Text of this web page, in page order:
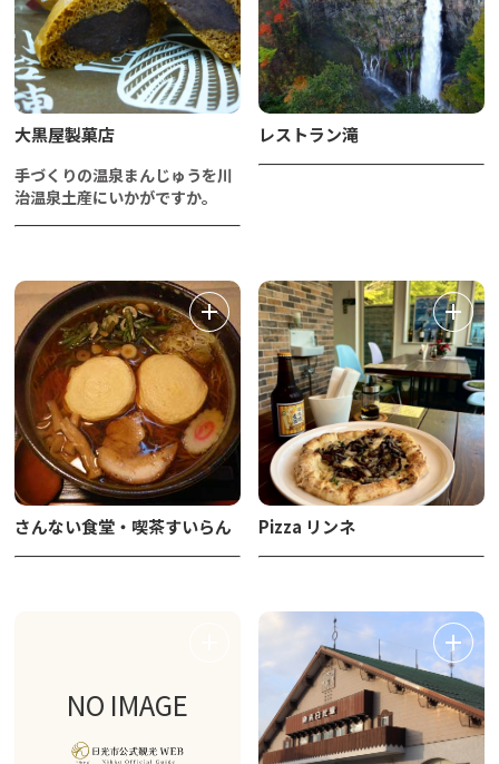
大黒屋製菓店
手づくりの温泉まんじゅうを川
治温泉土産にいかがですか。
レストラン滝
さんない食堂・喫茶すいらん Pizza リンネ
NO IMAGE